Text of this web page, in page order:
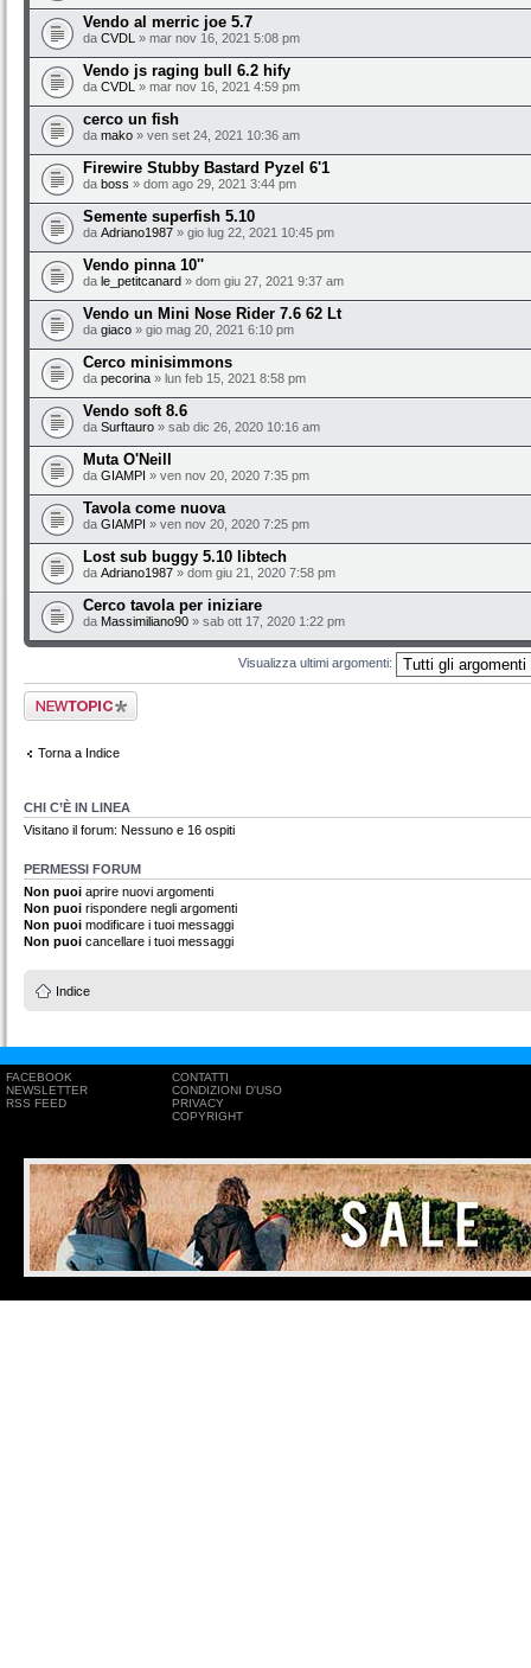
Vendo al merric joe 5.7
da CVDL » mar nov 16, 2021 5:08 pm
Vendo js raging bull 6.2 hify
da CVDL » mar nov 16, 2021 4:59 pm
cerco un fish
da mako » ven set 24, 2021 10:36 am
Firewire Stubby Bastard Pyzel 6'1
da boss » dom ago 29, 2021 3:44 pm
Semente superfish 5.10
da Adriano1987 » gio lug 22, 2021 10:45 pm
Vendo pinna 10''
da le_petitcanard » dom giu 27, 2021 9:37 am
Vendo un Mini Nose Rider 7.6 62 Lt
da giaco » gio mag 20, 2021 6:10 pm
Cerco minisimmons
da pecorina » lun feb 15, 2021 8:58 pm
Vendo soft 8.6
da Surftauro » sab dic 26, 2020 10:16 am
Muta O'Neill
da GIAMPI » ven nov 20, 2020 7:35 pm
Tavola come nuova
da GIAMPI » ven nov 20, 2020 7:25 pm
Lost sub buggy 5.10 libtech
da Adriano1987 » dom giu 21, 2020 7:58 pm
Cerco tavola per iniziare
da Massimiliano90 » sab ott 17, 2020 1:22 pm
Visualizza ultimi argomenti:
Scrivi un nuovo
argomento
Torna a Indice
CHI C’È IN LINEA
Visitano il forum: Nessuno e 16 ospiti
PERMESSI FORUM
Non puoi aprire nuovi argomenti
Non puoi rispondere negli argomenti
Non puoi modificare i tuoi messaggi
Non puoi cancellare i tuoi messaggi
Indice
FACEBOOK
NEWSLETTER
RSS FEED
CONTATTI
CONDIZIONI D'USO
PRIVACY
COPYRIGHT